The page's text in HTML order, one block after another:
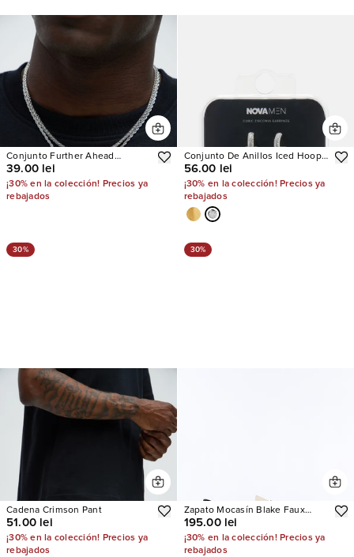
Conjunto Further Ahead
Necklace
39.00 lei
¡30% en la colección! Precios ya
rebajados
Conjunto De Anillos Iced Hoop
5 Piece Ear
56.00 lei
¡30% en la colección! Precios ya
rebajados
30%
Cadena Crimson Pant
51.00 lei
¡30% en la colección! Precios ya
rebajados
30%
Zapato Mocasín Blake Faux
Leather Penny
195.00 lei
¡30% en la colección! Precios ya
rebajados